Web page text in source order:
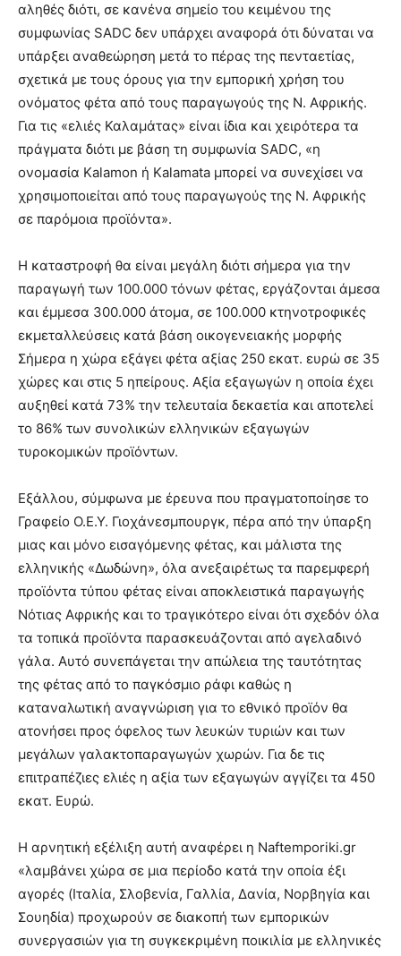
αληθές διότι, σε κανένα σημείο του κειμένου της
συμφωνίας SADC δεν υπάρχει αναφορά ότι δύναται να
υπάρξει αναθεώρηση μετά το πέρας της πενταετίας,
σχετικά με τους όρους για την εμπορική χρήση του
ονόματος φέτα από τους παραγωγούς της Ν. Αφρικής.
Για τις «ελιές Καλαμάτας» είναι ίδια και χειρότερα τα
πράγματα διότι με βάση τη συμφωνία SADC, «η
ονομασία Kalamon ή Kalamata μπορεί να συνεχίσει να
χρησιμοποιείται από τους παραγωγούς της Ν. Αφρικής
σε παρόμοια προϊόντα».
Η καταστροφή θα είναι μεγάλη διότι σήμερα για την
παραγωγή των 100.000 τόνων φέτας, εργάζονται άμεσα
και έμμεσα 300.000 άτομα, σε 100.000 κτηνοτροφικές
εκμεταλλεύσεις κατά βάση οικογενειακής μορφής
Σήμερα η χώρα εξάγει φέτα αξίας 250 εκατ. ευρώ σε 35
χώρες και στις 5 ηπείρους. Αξία εξαγωγών η οποία έχει
αυξηθεί κατά 73% την τελευταία δεκαετία και αποτελεί
το 86% των συνολικών ελληνικών εξαγωγών
τυροκομικών προϊόντων.
Εξάλλου, σύμφωνα με έρευνα που πραγματοποίησε το
Γραφείο Ο.Ε.Υ. Γιοχάνεσμπουργκ, πέρα από την ύπαρξη
μιας και μόνο εισαγόμενης φέτας, και μάλιστα της
ελληνικής «Δωδώνη», όλα ανεξαιρέτως τα παρεμφερή
προϊόντα τύπου φέτας είναι αποκλειστικά παραγωγής
Νότιας Αφρικής και το τραγικότερο είναι ότι σχεδόν όλα
τα τοπικά προϊόντα παρασκευάζονται από αγελαδινό
γάλα. Αυτό συνεπάγεται την απώλεια της ταυτότητας
της φέτας από το παγκόσμιο ράφι καθώς η
καταναλωτική αναγνώριση για το εθνικό προϊόν θα
ατονήσει προς όφελος των λευκών τυριών και των
μεγάλων γαλακτοπαραγωγών χωρών. Για δε τις
επιτραπέζιες ελιές η αξία των εξαγωγών αγγίζει τα 450
εκατ. Ευρώ.
Η αρνητική εξέλιξη αυτή αναφέρει η Naftemporiki.gr
«λαμβάνει χώρα σε μια περίοδο κατά την οποία έξι
αγορές (Ιταλία, Σλοβενία, Γαλλία, Δανία, Νορβηγία και
Σουηδία) προχωρούν σε διακοπή των εμπορικών
συνεργασιών για τη συγκεκριμένη ποικιλία με ελληνικές